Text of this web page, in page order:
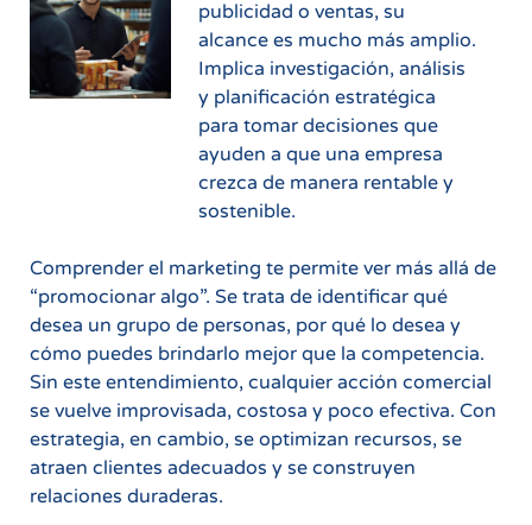
publicidad o ventas, su
alcance es mucho más amplio.
Implica investigación, análisis
y planificación estratégica
para tomar decisiones que
ayuden a que una empresa
crezca de manera rentable y
sostenible.
Comprender el marketing te permite ver más allá de
“promocionar algo”. Se trata de identificar qué
desea un grupo de personas, por qué lo desea y
cómo puedes brindarlo mejor que la competencia.
Sin este entendimiento, cualquier acción comercial
se vuelve improvisada, costosa y poco efectiva. Con
estrategia, en cambio, se optimizan recursos, se
atraen clientes adecuados y se construyen
relaciones duraderas.